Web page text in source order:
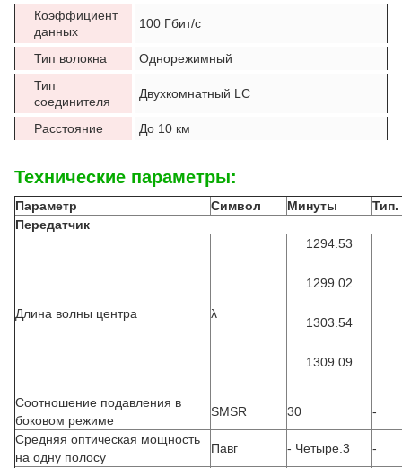
Коэффициент
данных
100 Гбит/с
Тип волокна
Однорежимный
Тип
соединителя
Двухкомнатный LC
Расстояние До 10 км
Технические параметры:
Параметр Символ Минуты
Тип.
Передатчик
Длина волны центра λ
1294.53
1299.02
1303.54
1309.09
Соотношение подавления в
боковом режиме
SMSR 30
-
Средняя оптическая мощность
на одну полосу
Павг - Четыре.3 -